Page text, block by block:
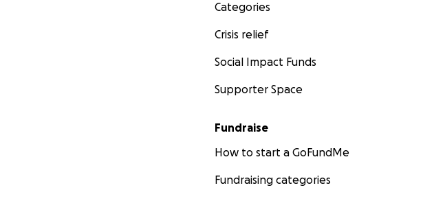
Categories
Crisis relief
Social Impact Funds
Supporter Space
Fundraise
How to start a GoFundMe
Fundraising categories